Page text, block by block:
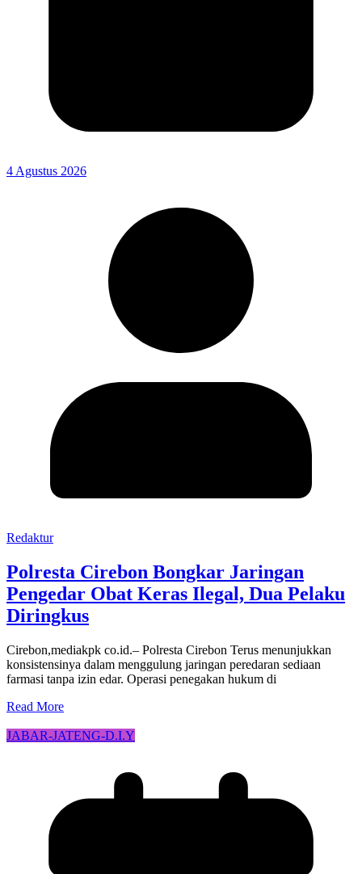
4 Agustus 2026
Redaktur
Polresta Cirebon Bongkar Jaringan
Pengedar Obat Keras Ilegal, Dua Pelaku
Diringkus
Cirebon,mediakpk co.id.– Polresta Cirebon Terus menunjukkan
konsistensinya dalam menggulung jaringan peredaran sediaan
farmasi tanpa izin edar. Operasi penegakan hukum di
Read More
JABAR-JATENG-D.I.Y